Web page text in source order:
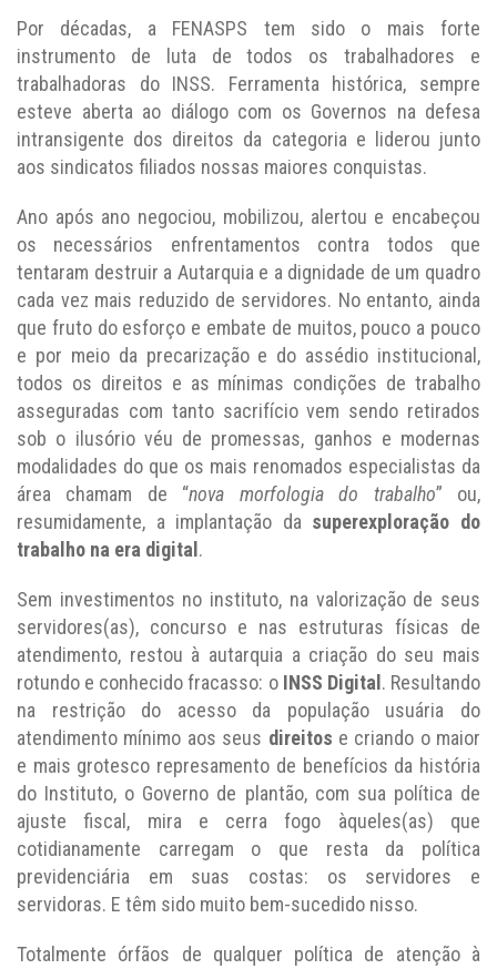
Por décadas, a FENASPS tem sido o mais forte
instrumento de luta de todos os trabalhadores e
trabalhadoras do INSS. Ferramenta histórica, sempre
esteve aberta ao diálogo com os Governos na defesa
intransigente dos direitos da categoria e liderou junto
aos sindicatos filiados nossas maiores conquistas.
Ano após ano negociou, mobilizou, alertou e encabeçou
os necessários enfrentamentos contra todos que
tentaram destruir a Autarquia e a dignidade de um quadro
cada vez mais reduzido de servidores. No entanto, ainda
que fruto do esforço e embate de muitos, pouco a pouco
e por meio da precarização e do assédio institucional,
todos os direitos e as mínimas condições de trabalho
asseguradas com tanto sacrifício vem sendo retirados
sob o ilusório véu de promessas, ganhos e modernas
modalidades do que os mais renomados especialistas da
área chamam de “nova morfologia do trabalho” ou,
resumidamente, a implantação da superexploração do
trabalho na era digital .
Sem investimentos no instituto, na valorização de seus
servidores(as), concurso e nas estruturas físicas de
atendimento, restou à autarquia a criação do seu mais
rotundo e conhecido fracasso: o INSS Digital . Resultando
na restrição do acesso da população usuária do
atendimento mínimo aos seus direitos e criando o maior
e mais grotesco represamento de benefícios da história
do Instituto, o Governo de plantão, com sua política de
ajuste fiscal, mira e cerra fogo àqueles(as) que
cotidianamente carregam o que resta da política
previdenciária em suas costas: os servidores e
servidoras. E têm sido muito bem-sucedido nisso.
Totalmente órfãos de qualquer política de atenção à